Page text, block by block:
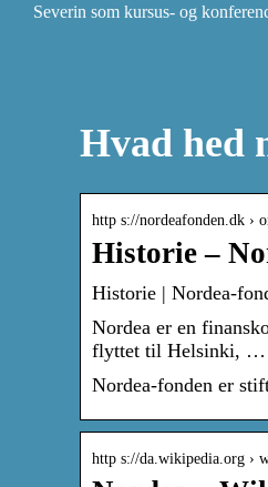
Severin som kursus- og
Hvad hed
http s://nordeafonden.dk ›
Historie –
Historie | Nordea-
Nordea er en
flyttet til Helsinki, …
Nordea-fonden er
http s://da.wikipedia.org ›